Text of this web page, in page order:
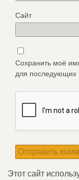
Сайт
Сохранить моё
для последующих
Этот сайт